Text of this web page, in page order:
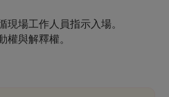
現場工作人員指示入場。
權與解釋權。